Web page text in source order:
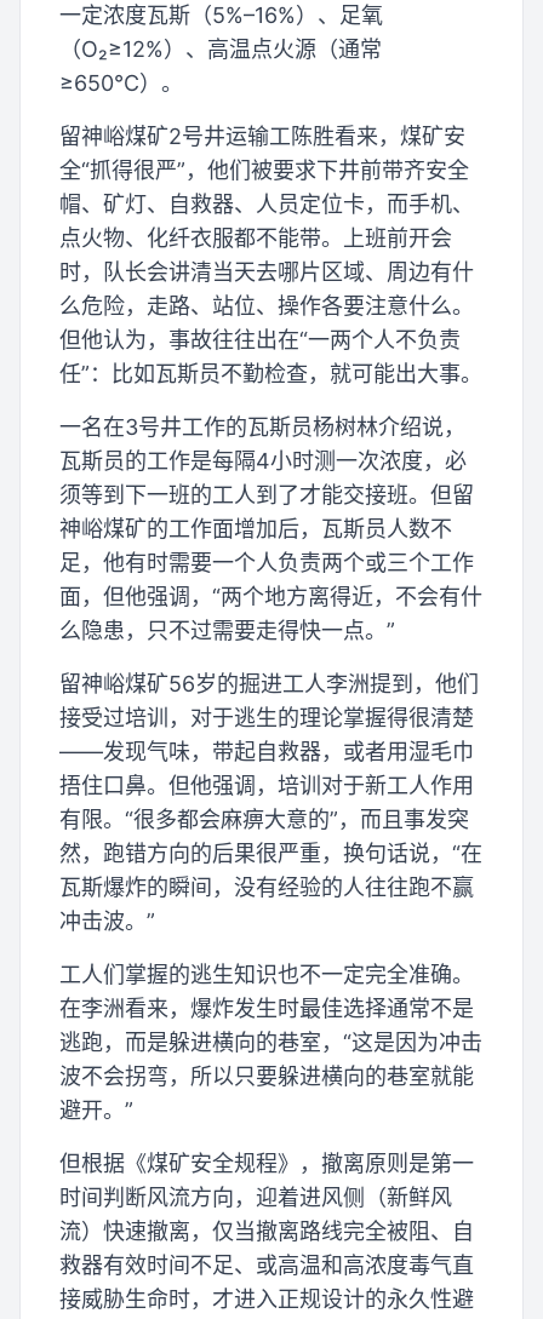
一定浓度瓦斯（5%–16%）、足氧
（O₂≥12%）、高温点火源（通常
≥650℃）。
留神峪煤矿2号井运输工陈胜看来，煤矿安
全“抓得很严”，他们被要求下井前带齐安全
帽、矿灯、自救器、人员定位卡，而手机、
点火物、化纤衣服都不能带。上班前开会
时，队长会讲清当天去哪片区域、周边有什
么危险，走路、站位、操作各要注意什么。
但他认为，事故往往出在“一两个人不负责
任”：比如瓦斯员不勤检查，就可能出大事。
一名在3号井工作的瓦斯员杨树林介绍说，
瓦斯员的工作是每隔4小时测一次浓度，必
须等到下一班的工人到了才能交接班。但留
神峪煤矿的工作面增加后，瓦斯员人数不
足，他有时需要一个人负责两个或三个工作
面，但他强调，“两个地方离得近，不会有什
么隐患，只不过需要走得快一点。”
留神峪煤矿56岁的掘进工人李洲提到，他们
接受过培训，对于逃生的理论掌握得很清楚
——发现气味，带起自救器，或者用湿毛巾
捂住口鼻。但他强调，培训对于新工人作用
有限。“很多都会麻痹大意的”，而且事发突
然，跑错方向的后果很严重，换句话说，“在
瓦斯爆炸的瞬间，没有经验的人往往跑不赢
冲击波。”
工人们掌握的逃生知识也不一定完全准确。
在李洲看来，爆炸发生时最佳选择通常不是
逃跑，而是躲进横向的巷室，“这是因为冲击
波不会拐弯，所以只要躲进横向的巷室就能
避开。”
但根据《煤矿安全规程》，撤离原则是第一
时间判断风流方向，迎着进风侧（新鲜风
流）快速撤离，仅当撤离路线完全被阻、自
救器有效时间不足、或高温和高浓度毒气直
接威胁生命时，才进入正规设计的永久性避